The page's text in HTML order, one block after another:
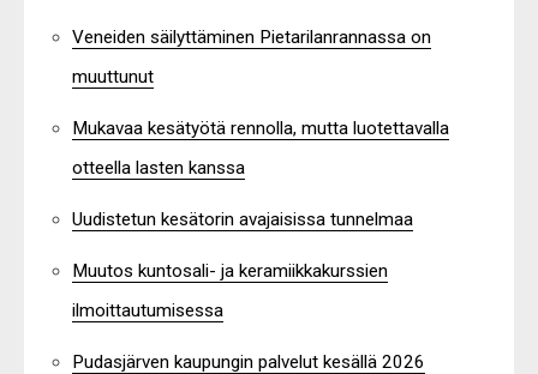
Veneiden säilyttäminen Pietarilanrannassa on
muuttunut
Mukavaa kesätyötä rennolla, mutta luotettavalla
otteella lasten kanssa
Uudistetun kesätorin avajaisissa tunnelmaa
Muutos kuntosali- ja keramiikkakurssien
ilmoittautumisessa
Pudasjärven kaupungin palvelut kesällä 2026